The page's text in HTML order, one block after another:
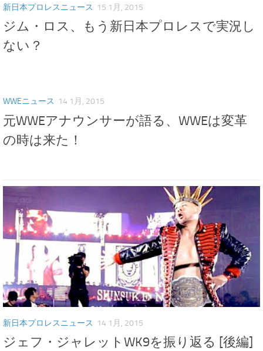
新日本プロレスニュース 15 1月, 2015
ジム・ロス、もう新日本プロレスで実況し
ない？
WWEニュース 14 1月, 2015
元WWEアナウンサーが語る、WWEは変革
の時は来た！
新日本プロレスニュース 14 1月, 2015
ジェフ・ジャレットWK9を振り返る [後編]